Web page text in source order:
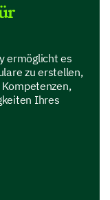
ermöglicht es
zu erstellen,
Ihres